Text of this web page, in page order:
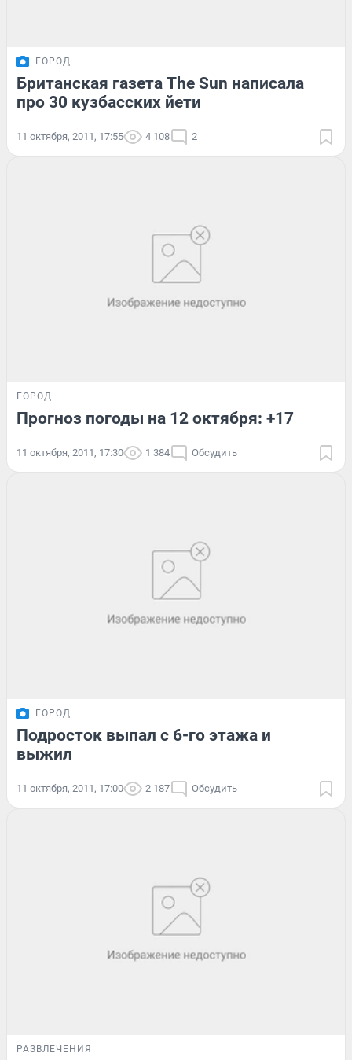
ГОРОД
Британская газета The Sun написала
про 30 кузбасских йети
11 октября, 2011, 17:55 4 108 2
ГОРОД
Прогноз погоды на 12 октября: +17
11 октября, 2011, 17:30 1 384 Обсудить
ГОРОД
Подросток выпал с 6-го этажа и
выжил
11 октября, 2011, 17:00 2 187 Обсудить
РАЗВЛЕЧЕНИЯ